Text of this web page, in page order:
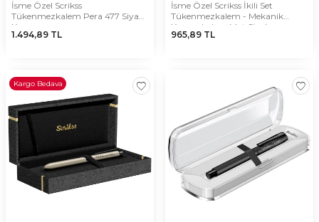
İsme Özel Scrikss
Tükenmezkalem Pera 477 Siyah
Krom
1.494,89 TL
İsme Özel Scrikss İkili Set
Tükenmezkalem - Mekanik
Kurşunkalem Mat Siyah
965,89 TL
Kargo Bedava